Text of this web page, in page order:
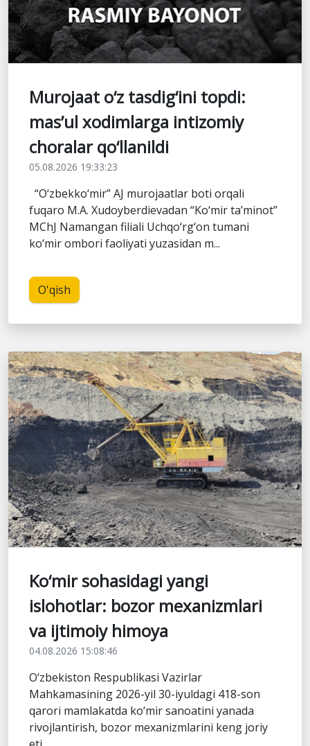
Murojaat o‘z tasdig‘ini topdi:
mas’ul xodimlarga intizomiy
choralar qo‘llanildi
05.08.2026 19:33:23
“O‘zbekko‘mir” AJ murojaatlar boti orqali
fuqaro M.A. Xudoyberdievadan “Ko‘mir ta’minot”
MChJ Namangan filiali Uchqo‘rg‘on tumani
ko‘mir ombori faoliyati yuzasidan m...
O'qish
Ko‘mir sohasidagi yangi
islohotlar: bozor mexanizmlari
va ijtimoiy himoya
04.08.2026 15:08:46
O‘zbekiston Respublikasi Vazirlar
Mahkamasining 2026-yil 30-iyuldagi 418-son
qarori mamlakatda ko‘mir sanoatini yanada
rivojlantirish, bozor mexanizmlarini keng joriy